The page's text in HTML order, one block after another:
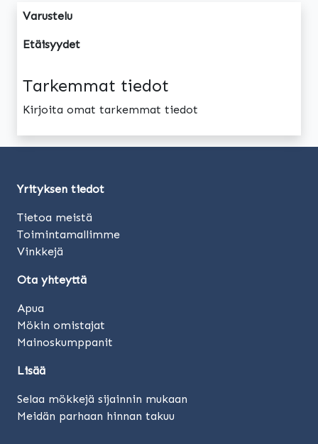
Varustelu
Etäisyydet
Tarkemmat tiedot
Kirjoita omat tarkemmat tiedot
Yrityksen tiedot
Tietoa meistä
Toimintamallimme
Vinkkejä
Ota yhteyttä
Apua
Mökin omistajat
Mainoskumppanit
Lisää
Selaa mökkejä sijainnin mukaan
Meidän parhaan hinnan takuu